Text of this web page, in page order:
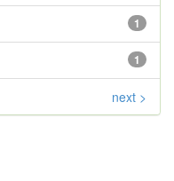
1
1
next >